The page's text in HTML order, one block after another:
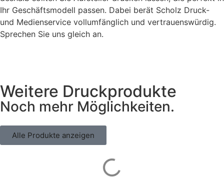
Ihr Geschäftsmodell passen. Dabei berät Scholz Druck-
und Medienservice vollumfänglich und vertrauenswürdig.
Sprechen Sie uns gleich an.
Weitere Druckprodukte
Noch mehr Möglichkeiten.
Alle Produkte anzeigen